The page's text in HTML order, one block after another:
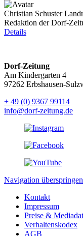
Christian Schuster
Redaktion der Dorf-
Details
Dorf-Zeitung
Am Kindergarten 4
97262 Erbshausen-
+ 49 (0) 9367 99114
info@dorf-zeitung.de
Navigation überspringen
Kontakt
Impressum
Preise &
Verhaltenskodex
AGB